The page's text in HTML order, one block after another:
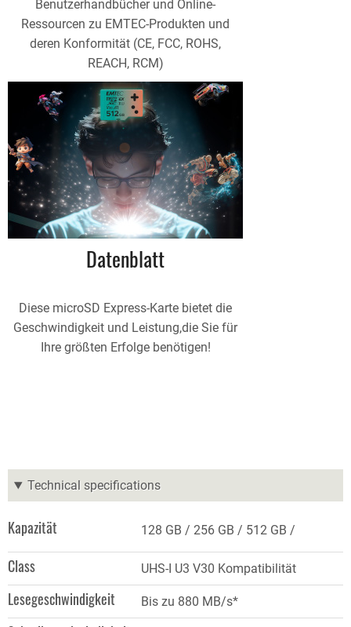
Benutzerhandbücher und Online-
Ressourcen zu EMTEC-Produkten und
deren Konformität (CE, FCC, ROHS,
REACH, RCM)
Datenblatt
Diese microSD Express-Karte bietet die
Geschwindigkeit und Leistung,die Sie für
Ihre größten Erfolge benötigen!
Technical specifications
Kapazität 128 GB 256 GB 512 GB
Class UHS-I U3 V30 Kompatibilität
Lesegeschwindigkeit Bis zu 880 MB/s*